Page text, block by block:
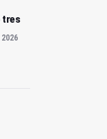
tres
2026